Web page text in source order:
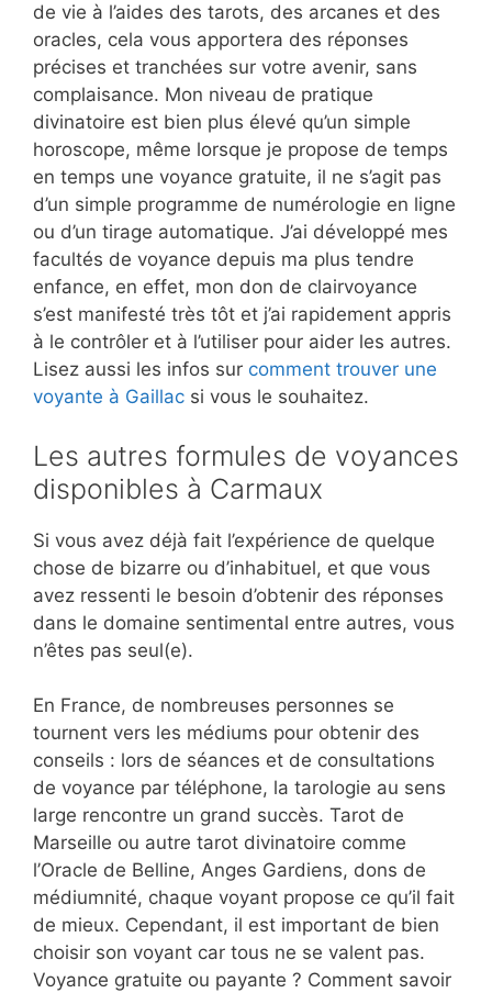
de vie à l’aides des tarots, des arcanes et des
oracles, cela vous apportera des réponses
précises et tranchées sur votre avenir, sans
complaisance. Mon niveau de pratique
divinatoire est bien plus élevé qu’un simple
horoscope, même lorsque je propose de temps
en temps une voyance gratuite, il ne s’agit pas
d’un simple programme de numérologie en ligne
ou d’un tirage automatique. J’ai développé mes
facultés de voyance depuis ma plus tendre
enfance, en effet, mon don de clairvoyance
s’est manifesté très tôt et j’ai rapidement appris
à le contrôler et à l’utiliser pour aider les autres.
Lisez aussi les infos sur comment trouver une
voyante à Gaillac si vous le souhaitez.
Les autres formules de voyances
disponibles à Carmaux
Si vous avez déjà fait l’expérience de quelque
chose de bizarre ou d’inhabituel, et que vous
avez ressenti le besoin d’obtenir des réponses
dans le domaine sentimental entre autres, vous
n’êtes pas seul(e).
En France, de nombreuses personnes se
tournent vers les médiums pour obtenir des
conseils : lors de séances et de consultations
de voyance par téléphone, la tarologie au sens
large rencontre un grand succès. Tarot de
Marseille ou autre tarot divinatoire comme
l’Oracle de Belline, Anges Gardiens, dons de
médiumnité, chaque voyant propose ce qu’il fait
de mieux. Cependant, il est important de bien
choisir son voyant car tous ne se valent pas.
Voyance gratuite ou payante ? Comment savoir